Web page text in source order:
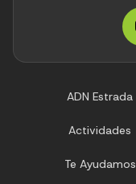
ADN Estrada
Actividades
Te Ayudamos